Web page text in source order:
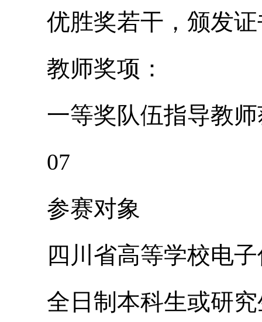
优胜奖若干，颁发证
教师奖项：
一等奖队伍指导教师
07
参赛对象
四川省高等学校电子
全日制本科生或研究